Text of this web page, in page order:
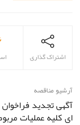
اشتراک گذاری
آرشیو مناقصه
آگهی تجدید
ای کلیه عملیات